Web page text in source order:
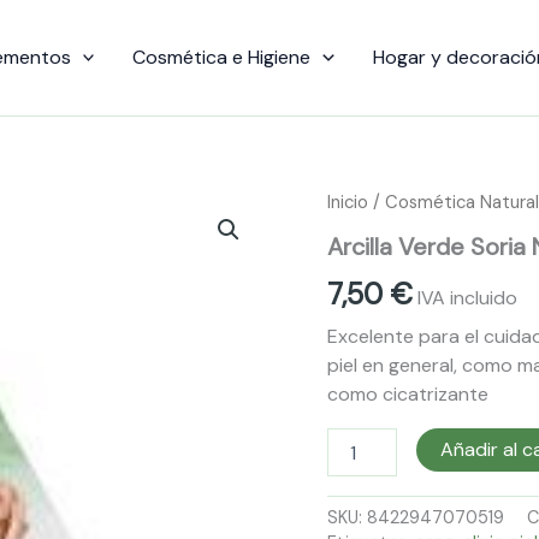
Cosmética e Higiene Hogar y
Inicio / Cosmética Natural
Arcilla Verde Soria
7,50 €IVA incluido
Excelente para el
piel en general, como
como cicatrizante
Arcilla
Soria
cantidad
Añadir al
SKU: 8422947070519